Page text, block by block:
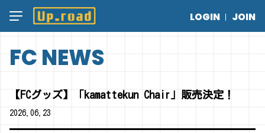
LOGIN JOIN
FC NEWS
【FCグッズ】「kamattekun Chair」販売決定！
2026. 06.23